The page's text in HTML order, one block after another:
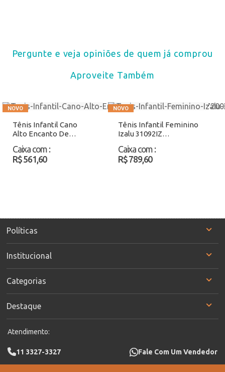
Pergunte e veja opiniões de quem já comprou
Aproveite Também
Tênis Infantil Cano
Alto Encanto De
Azul/Rosa Atacado
Caixa com :
R$ 561,60
Tênis Infantil Feminino
Izalu 31092IZ
Caixa com :
R$ 789,60
Políticas
Institucional
Categorias
Destaque
Atendimento:
11 3327-3327 Fale Com Um Vendedor